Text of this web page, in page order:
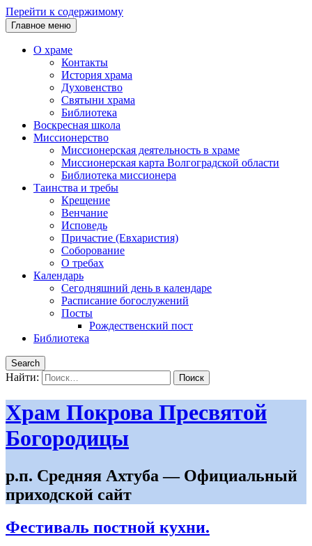
Перейти к содержимому
Главное меню
О храме
Контакты
История храма
Духовенство
Святыни храма
Библиотека
Воскресная школа
Миссионерство
Миссионерская деятельность в храме
Миссионерская карта Волгоградской области
Библиотека миссионера
Таинства и требы
Крещение
Венчание
Исповедь
Причастие (Евхаристия)
Соборование
О требах
Календарь
Сегодняшний день в календаре
Расписание богослужений
Посты
Рождественский пост
Библиотека
Search
Найти:
Храм Покрова Пресвятой
Богородицы
р.п. Средняя Ахтуба — Официальный
приходской сайт
Фестиваль постной кухни.